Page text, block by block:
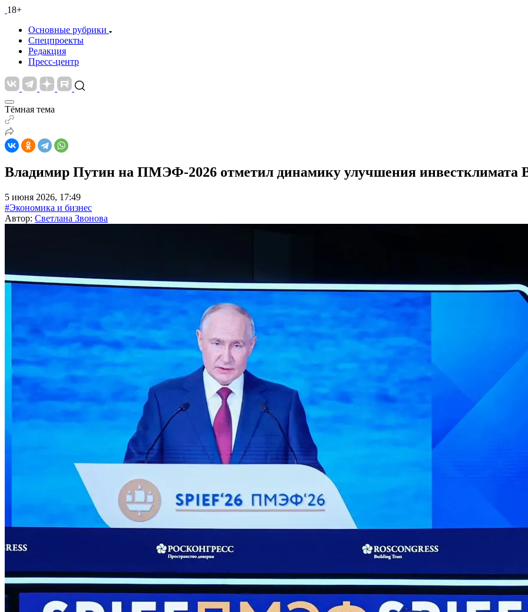
18+
Основные рубрики
Спецпроекты
Редакция
Пресс-центр
Тёмная тема
Владимир Путин на ПМЭФ-2026 отметил динамику улучшения инвестклимата
5 июня 2026, 17:49
#Экономика и бизнес
Автор: Светлана Звонова